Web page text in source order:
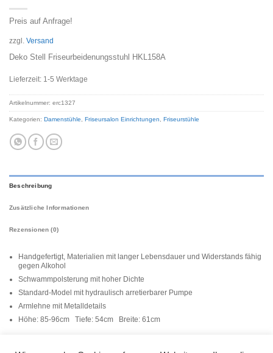
Preis auf Anfrage!
zzgl. Versand
Deko Stell Friseurbeidenungsstuhl HKL158A
Lieferzeit: 1-5 Werktage
Artikelnummer: erc1327
Kategorien: Damenstühle Friseursalon Einrichtungen Friseurstühle
Beschreibung
Zusätzliche Informationen
Rezensionen (0)
Handgefertigt, Materialien mit langer Lebensdauer und Widerstands fähig
gegen Alkohol
Schwammpolsterung mit hoher Dichte
Standard-Model mit hydraulisch arretierbarer Pumpe
Armlehne mit Metalldetails
Höhe: 85-96cm Tiefe: 54cm Breite: 61cm